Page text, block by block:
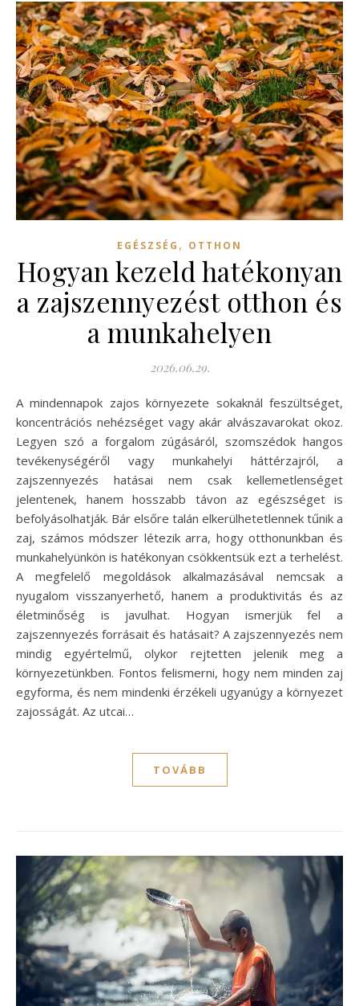
EGÉSZSÉG , OTTHON
Hogyan kezeld hatékonyan
a zajszennyezést otthon és
a munkahelyen
2026.06.29.
A mindennapok zajos környezete sokaknál feszültséget,
koncentrációs nehézséget vagy akár alvászavarokat okoz.
Legyen szó a forgalom zúgásáról, szomszédok hangos
tevékenységéről vagy munkahelyi háttérzajról, a
zajszennyezés hatásai nem csak kellemetlenséget
jelentenek, hanem hosszabb távon az egészséget is
befolyásolhatják. Bár elsőre talán elkerülhetetlennek tűnik a
zaj, számos módszer létezik arra, hogy otthonunkban és
munkahelyünkön is hatékonyan csökkentsük ezt a terhelést.
A megfelelő megoldások alkalmazásával nemcsak a
nyugalom visszanyerhető, hanem a produktivitás és az
életminőség is javulhat. Hogyan ismerjük fel a
zajszennyezés forrásait és hatásait? A zajszennyezés nem
mindig egyértelmű, olykor rejtetten jelenik meg a
környezetünkben. Fontos felismerni, hogy nem minden zaj
egyforma, és nem mindenki érzékeli ugyanúgy a környezet
zajosságát. Az utcai…
TOVÁBB